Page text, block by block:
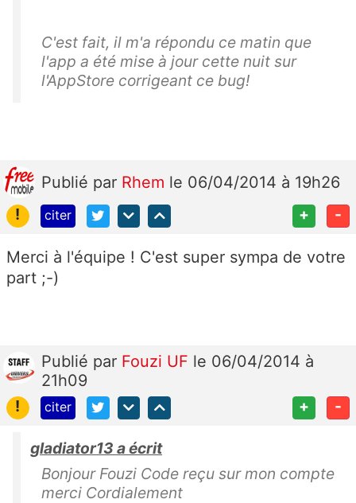
C'est fait, il m'a répondu ce matin que
l'app a été mise à jour cette nuit sur
l'AppStore corrigeant ce bug!
Publié par Rhem le 06/04/2014 à 19h26
!
citer + -
Merci à l'équipe ! C'est super sympa de votre
part ;-)
Publié par Fouzi UF le 06/04/2014 à
21h09
!
citer + -
gladiator13 a écrit
Bonjour Fouzi Code reçu sur mon compte
merci Cordialement